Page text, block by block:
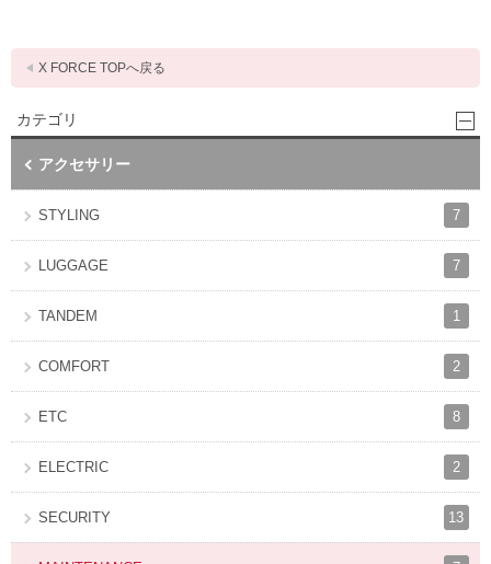
X FORCE TOPへ戻る
カテゴリ
アクセサリー
STYLING 7
LUGGAGE 7
TANDEM 1
COMFORT 2
ETC 8
ELECTRIC 2
SECURITY 13